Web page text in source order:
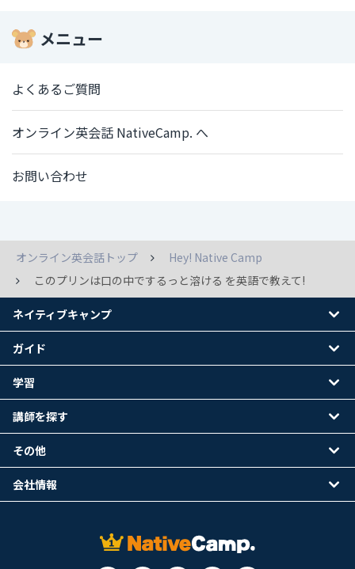
メニュー
よくあるご質問
オンライン英会話 NativeCamp. へ
お問い合わせ
オンライン英会話トップ
Hey! Native Camp
このプリンは口の中でするっと溶ける を英語で教えて!
ネイティブキャンプ
ガイド
学習
講師を探す
その他
会社情報